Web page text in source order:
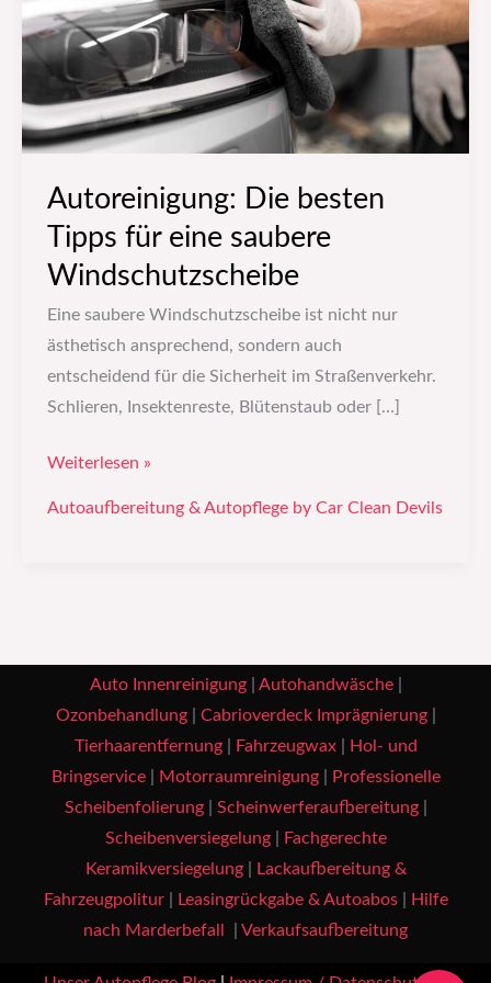
Autoreinigung: Die besten
Tipps für eine saubere
Windschutzscheibe
Eine saubere Windschutzscheibe ist nicht nur
ästhetisch ansprechend, sondern auch
entscheidend für die Sicherheit im Straßenverkehr.
Schlieren, Insektenreste, Blütenstaub oder […]
eine
saubere
Windschutzscheibe
Weiterlesen »
Autoaufbereitung & Autopflege by Car Clean Devils
Auto Innenreinigung| Autohandwäsche|
Ozonbehandlung| Cabrioverdeck Imprägnierung|
Tierhaarentfernung| Fahrzeugwax|
Hol- und
Bringservice| Motorraumreinigung|
Professionelle
Scheibenfolierung| Scheinwerferaufbereitung|
Scheibenversiegelung|
Fachgerechte
Keramikversiegelung|
Lackaufbereitung &
Fahrzeugpolitur| Leasingrückgabe & Autoabos|
Hilfe
nach Marderbefall
Verkaufsaufbereitung